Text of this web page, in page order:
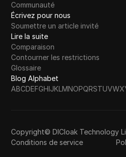
Communauté
Écrivez pour nous
Soumettre un article invité
Lire la suite
Comparaison
Contourner les restrictions
Glossaire
Blog Alphabet
ABCDEFGHIJKLMNOPQRSTUVWX
Copyright© DICloak Technology
Conditions de service